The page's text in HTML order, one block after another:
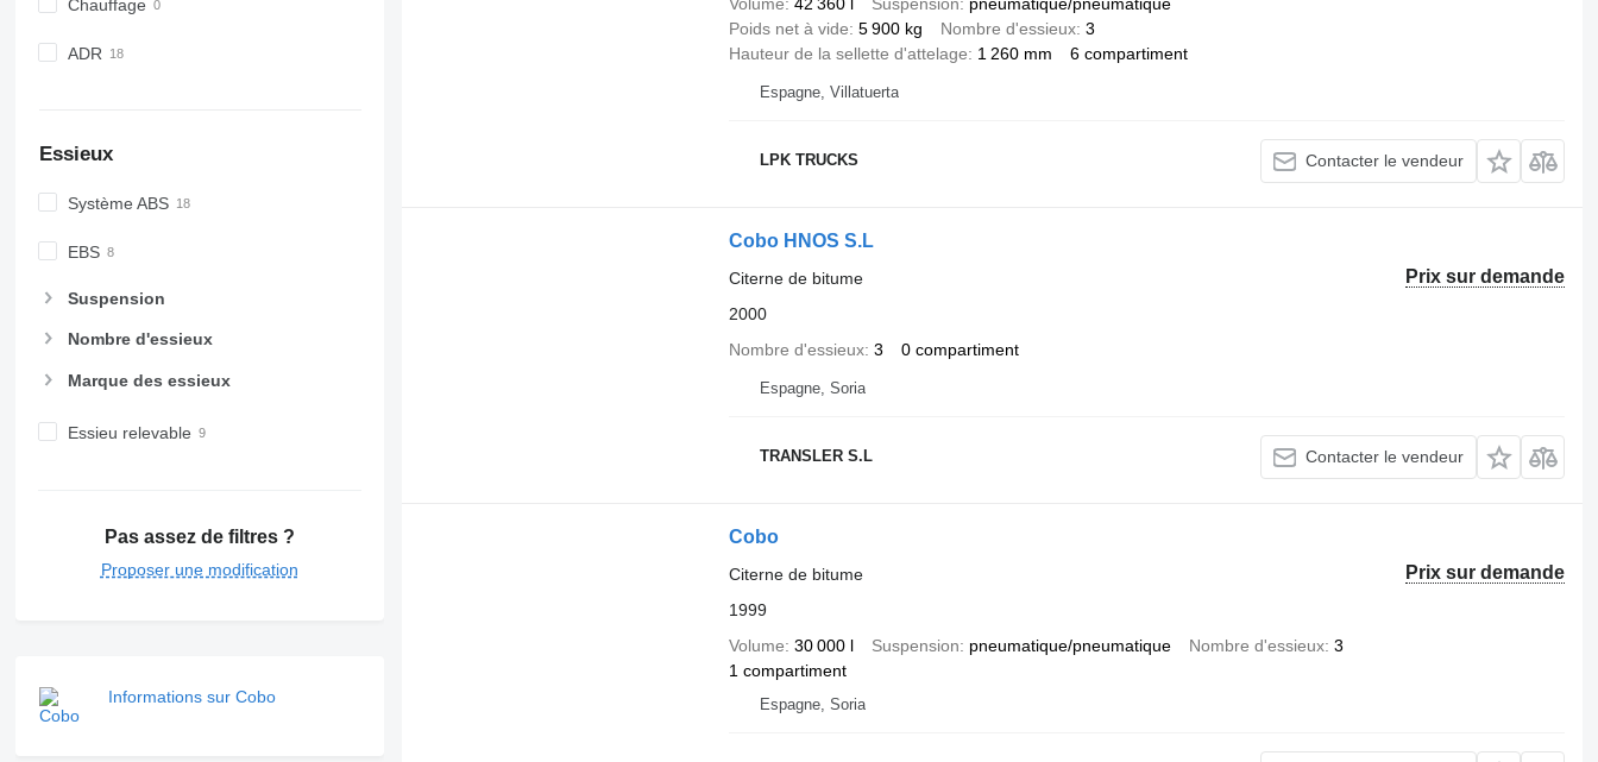
Chauffage
ADR
Essieux
Système ABS
EBS
Suspension
Nombre d'essieux
Marque des essieux
Essieu relevable
Pas assez de filtres ?
Proposer une modification
Informations sur Cobo
Poids net à vide 5 900 kg Nombre d'essieux 3
Hauteur de la sellette d'attelage
1 260 mm 6 compartiment
Espagne, Villatuerta
LPK TRUCKS Contacter le vendeur
Cobo HNOS S.L
Prix sur demande
Citerne de bitume
2000
Nombre d'essieux 3 0 compartiment
Espagne, Soria
TRANSLER S.L Contacter le vendeur
Cobo
Prix sur demande
Citerne de bitume
1999
Volume 30 000 l Suspension pneumatique/pneumatique Nombre d'essieux 3
1 compartiment
Espagne, Soria